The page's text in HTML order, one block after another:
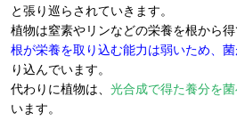
と張り巡らされていきます。
植物は窒素やリンなどの栄養を根から得
根が栄養を取り込む能力は弱いため、
り込んでいます。
代わりに植物は、 光合成で得た養分を
います。